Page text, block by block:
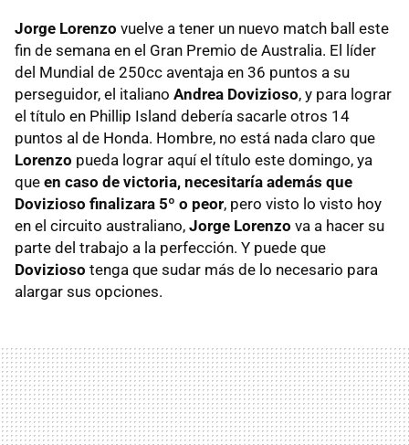
Jorge Lorenzo vuelve a tener un nuevo match ball este
fin de semana en el Gran Premio de Australia. El líder
del Mundial de 250cc aventaja en 36 puntos a su
perseguidor, el italiano Andrea Dovizioso, y para lograr
el título en Phillip Island debería sacarle otros 14
puntos al de Honda. Hombre, no está nada claro que
Lorenzo pueda lograr aquí el título este domingo, ya
que en caso de victoria, necesitaría además que
Dovizioso finalizara 5º o peor, pero visto lo visto hoy
en el circuito australiano, Jorge Lorenzo va a hacer su
parte del trabajo a la perfección. Y puede que
Dovizioso tenga que sudar más de lo necesario para
alargar sus opciones.